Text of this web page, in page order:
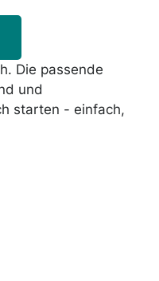
Die passende
und
starten - einfach,